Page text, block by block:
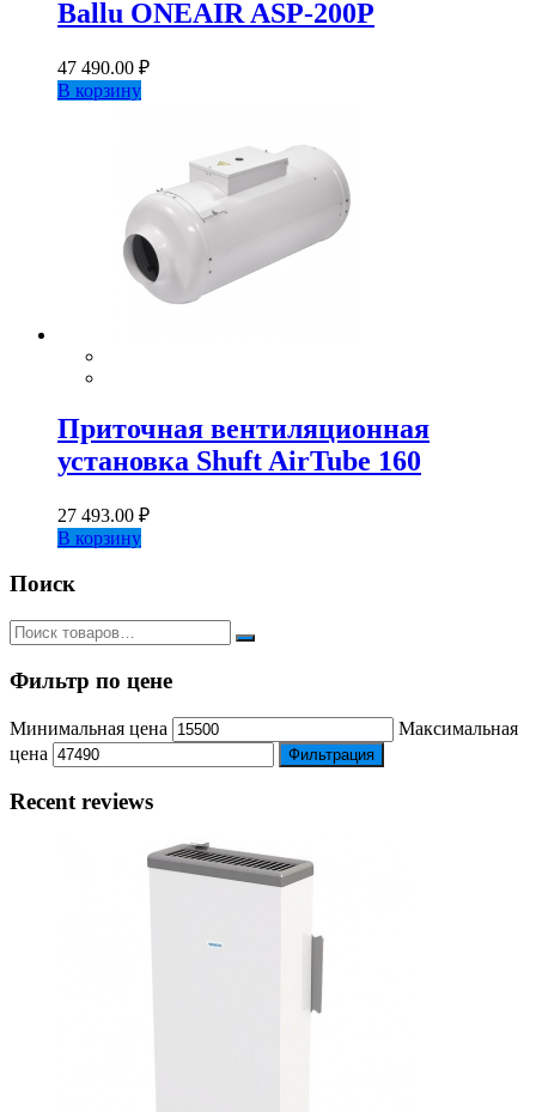
Ballu ONEAIR ASP-200P
47 490.00 ₽
В корзину
Приточная вентиляционная
установка Shuft AirTube 160
27 493.00 ₽
В корзину
Поиск
Фильтр по цене
Минимальная цена
Максимальная
цена
Фильтрация
Recent reviews